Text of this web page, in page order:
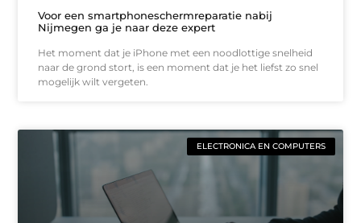
Voor een smartphoneschermreparatie nabij
Nijmegen ga je naar deze expert
Het moment dat je iPhone met een noodlottige snelheid
naar de grond stort, is een moment dat je het liefst zo snel
mogelijk wilt vergeten.
ELECTRONICA EN COMPUTERS